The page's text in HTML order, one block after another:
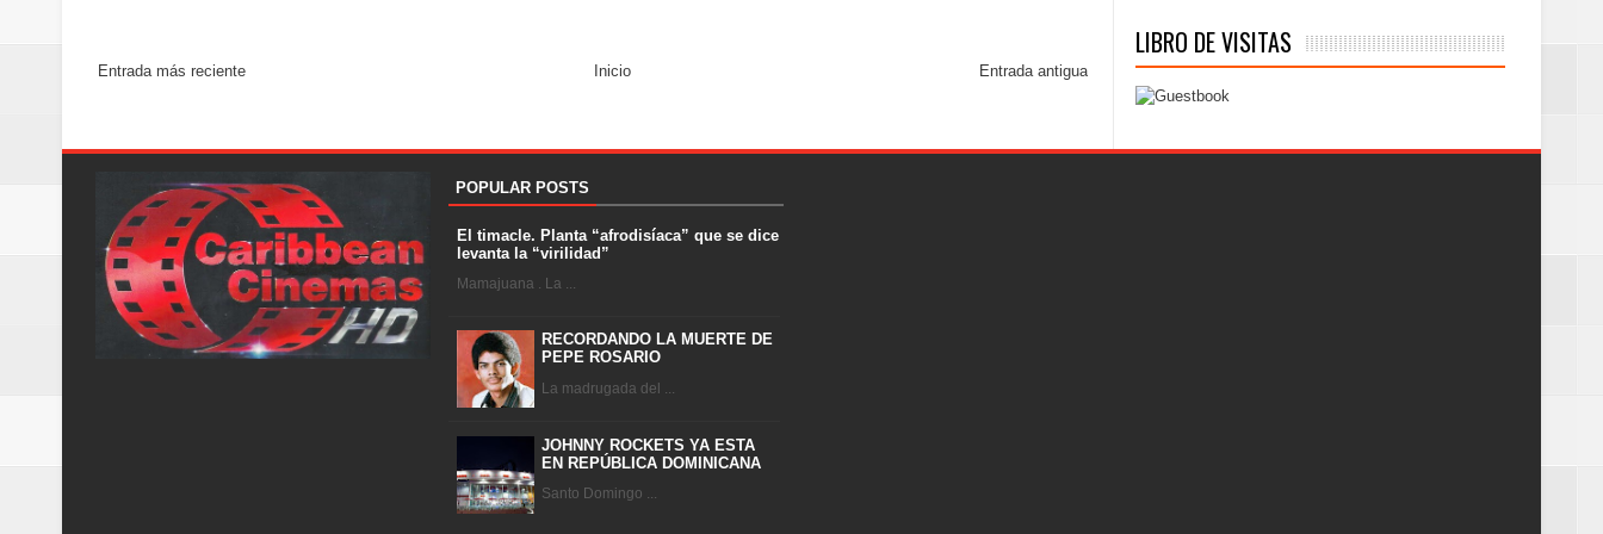
Entrada más reciente Entrada antigua
Inicio
LIBRO DE VISITAS
POPULAR POSTS
El timacle. Planta “afrodisíaca” que se dice
levanta la “virilidad”
Mamajuana . La ...
RECORDANDO LA MUERTE DE
PEPE ROSARIO
La madrugada del ...
JOHNNY ROCKETS YA ESTA
EN REPÚBLICA DOMINICANA
Santo Domingo ...